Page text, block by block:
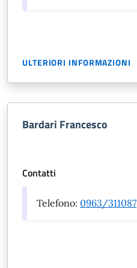
ULTERIORI INFORMAZIONI
Bardari Francesco
Contatti
Telefono: 0963/311087